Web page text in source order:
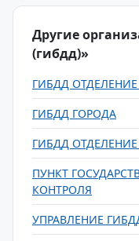
Другие
(гибдд)»
ГИБДД
ГИБДД ГОРОДА
ГИБДД
ПУНКТ
КОНТРОЛЯ
УПРАВЛЕНИЕ